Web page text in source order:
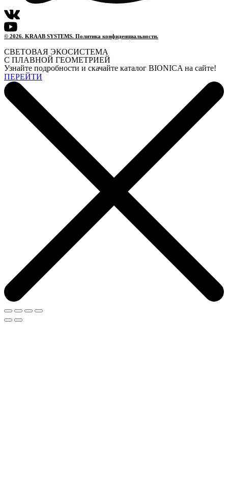
© 2026. KRAAB SYSTEMS. Политика конфиденциальности.
СВЕТОВАЯ ЭКОСИСТЕМА
С ПЛАВНОЙ ГЕОМЕТРИЕЙ
Узнайте подробности и скачайте каталог BIONICA на сайте!
ПЕРЕЙТИ